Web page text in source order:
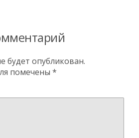
будет опубликован.
помечены *